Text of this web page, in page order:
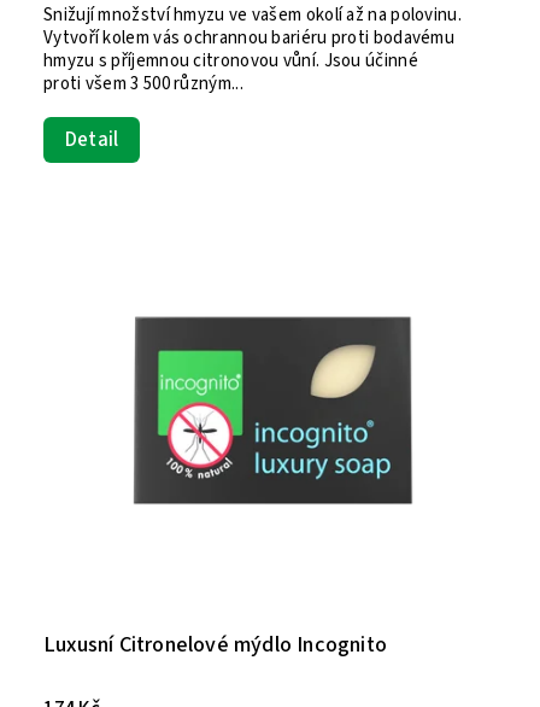
Detail
Snižují množství hmyzu ve vašem okolí až na polovinu.
Vytvoří kolem vás ochrannou bariéru proti bodavému
hmyzu s příjemnou citronovou vůní. Jsou účinné
proti všem 3 500 různým...
Luxusní Citronelové mýdlo Incognito